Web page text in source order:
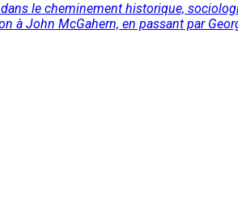
le cheminement historique,
à John McGahern, en passant par